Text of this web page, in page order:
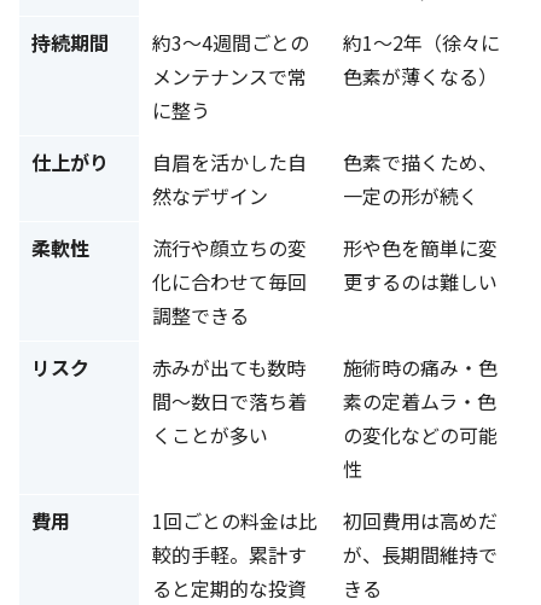
持続期間
約3〜4週間ごとの
メンテナンスで常
に整う
約1〜2年（徐々に
色素が薄くなる）
仕上がり
自眉を活かした自
然なデザイン
色素で描くため、
一定の形が続く
柔軟性
流行や顔立ちの変
化に合わせて毎回
調整できる
形や色を簡単に変
更するのは難しい
リスク
赤みが出ても数時
間〜数日で落ち着
くことが多い
施術時の痛み・色
素の定着ムラ・色
の変化などの可能
性
費用
1回ごとの料金は比
較的手軽。累計す
ると定期的な投資
初回費用は高めだ
が、長期間維持で
きる